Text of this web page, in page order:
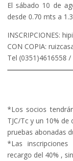
El sábado 10 de
desde 0.70 mts a
INSCRIPCIONES:
CON COPIA:
Tel (0351)4616558
*Los socios
TJC/Tc y un 10%
pruebas abonadas
*Las
recargo del 40% ,